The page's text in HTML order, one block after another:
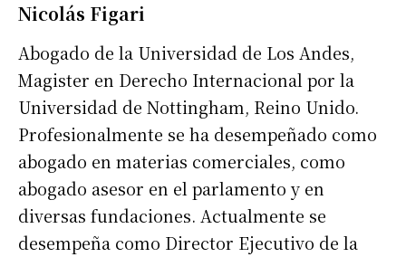
Nicolás Figari
Abogado de la Universidad de Los Andes,
Magister en Derecho Internacional por la
Universidad de Nottingham, Reino Unido.
Profesionalmente se ha desempeñado como
abogado en materias comerciales, como
abogado asesor en el parlamento y en
diversas fundaciones. Actualmente se
desempeña como Director Ejecutivo de la